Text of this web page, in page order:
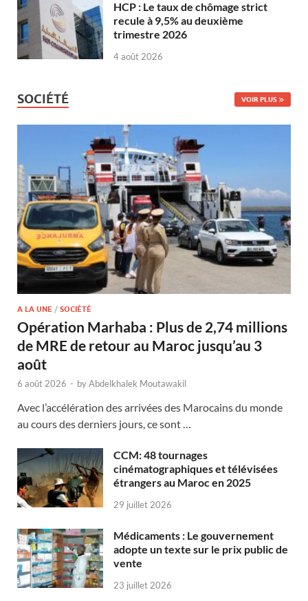
HCP : Le taux de chômage strict
recule à 9,5% au deuxième
trimestre 2026
4 août 2026
SOCIÉTÉ VOIR PLUS
A LA UNE / SOCIÉTÉ
Opération Marhaba : Plus de 2,74 millions
de MRE de retour au Maroc jusqu’au 3
août
6 août 2026 - byAbdelkhalek Moutawakil
Avec l’accélération des arrivées des Marocains du monde
au cours des derniers jours, ce sont …
CCM: 48 tournages
cinématographiques et télévisées
étrangers au Maroc en 2025
29 juillet 2026
Médicaments : Le gouvernement
adopte un texte sur le prix public de
vente
23 juillet 2026